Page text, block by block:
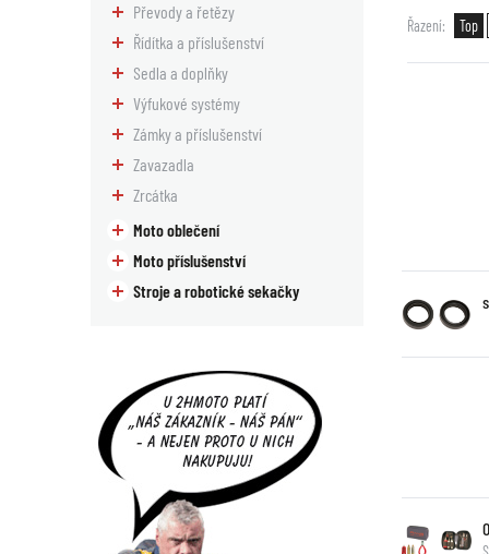
Převody a řetězy
Řídítka a příslušenství
Sedla a doplňky
Výfukové systémy
Zámky a příslušenství
Zavazadla
Zrcátka
Moto oblečení
Moto příslušenství
Stroje a robotické sekačky
Řazení Top